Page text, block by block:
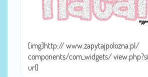
[img]http:// www.zapytajpolozna.pl/
components/com_widgets/
url]